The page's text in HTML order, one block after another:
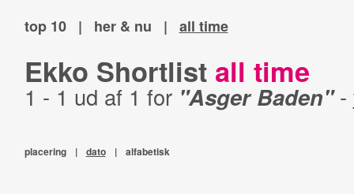
top 10 | her & nu | all time
Ekko Shortlist all time
1 - 1 ud af 1 for "Asger Baden"-
placering | dato | alfabetisk